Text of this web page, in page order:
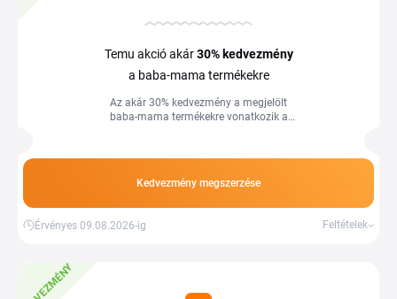
Temu akció akár30% kedvezmény
a baba-mama termékekre
Az akár 30% kedvezmény a megjelölt
baba-mama termékekre vonatkozik a
Kedvezmény megszerzése
Érvényes 09.08.2026-ig Feltételek